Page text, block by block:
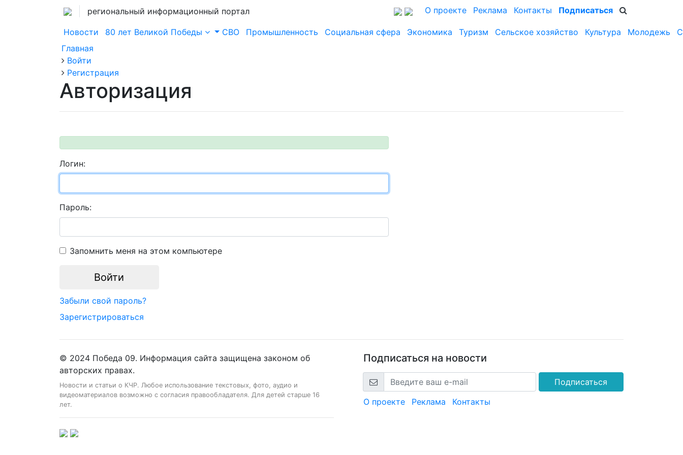
региональный информационный портал О проекте Реклама Контакты Подписаться
Новости 80 лет Великой Победы СВО Промышленность Социальная сфера Экономика Туризм Сельское хозяйство Культура Молодежь
Главная
Войти
Регистрация
Авторизация
Логин:
Пароль:
Запомнить меня на этом компьютере
Забыли свой пароль?
Зарегистрироваться
© 2024 Победа 09. Информация сайта защищена законом об
авторских правах.
Новости и статьи о КЧР. Любое использование текстовых, фото, аудио и
видеоматериалов возможно с согласия правообладателя. Для детей старше 16
лет.
Подписаться на новости
Подписаться
О проекте
Реклама Контакты